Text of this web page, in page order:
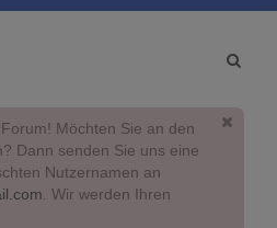
Möchten Sie an den
Dann senden Sie uns eine
Nutzernamen an
. Wir werden Ihren